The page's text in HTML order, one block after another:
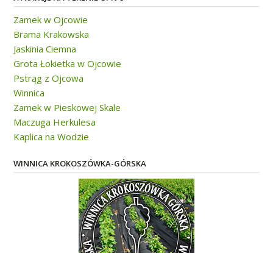
Zamek w Ojcowie
Brama Krakowska
Jaskinia Ciemna
Grota Łokietka w Ojcowie
Pstrąg z Ojcowa
Winnica
Zamek w Pieskowej Skale
Maczuga Herkulesa
Kaplica na Wodzie
WINNICA KROKOSZÓWKA-GÓRSKA